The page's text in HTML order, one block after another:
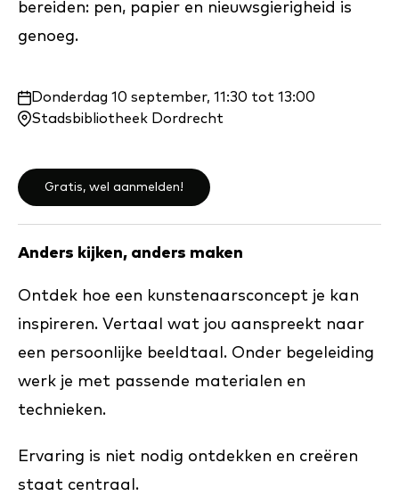
bereiden: pen, papier en nieuwsgierigheid is
genoeg.
Waar
en
Donderdag 10 september, 11:30 tot 13:00
Stadsbibliotheek Dordrecht
Gratis, wel aanmelden!
Anders kijken, anders maken
Ontdek hoe een kunstenaarsconcept je kan
inspireren. Vertaal wat jou aanspreekt naar
een persoonlijke beeldtaal. Onder begeleiding
werk je met passende materialen en
technieken.
Ervaring is niet nodig ontdekken en creëren
staat centraal.